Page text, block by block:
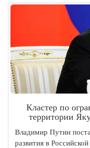
Кластер по
территории
Владимир Путин
развития в